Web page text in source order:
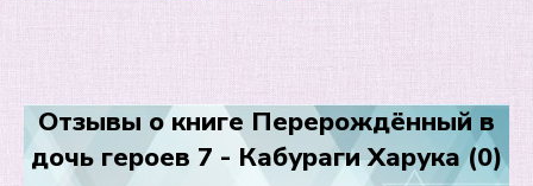
13
14
Отзывы о книге Перерождённый в
дочь героев 7 - Кабураги Харука (0)